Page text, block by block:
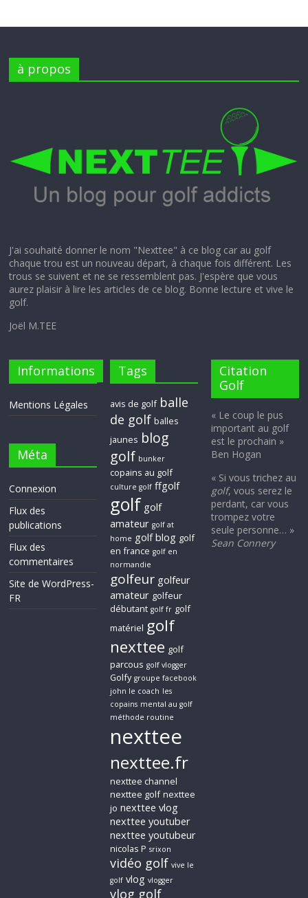
à propos
J'ai souhaité donner le nom "Nexttee" à ce blog car au golf
chaque trou est un nouveau départ, à chaque fois différent. Les
trous se suivent et ne se ressemblent pas. J'espère que vous
aurez plaisir à lire les articles de ce blog. Bonne lecture et vive le
golf.
Joël M.TEE
Informations
Mentions Légales
Méta
Connexion
Flux des
publications
Flux des
commentaires
Site de WordPress-
FR
Tags
avis de golf balle
de golf balles
jaunes blog
golf bunker
copains au golf
culture golf ffgolf
golf golf
amateur golf at
home golf blog golf
en france golf en
normandie
golfeur golfeur
amateur golfeur
débutant golf fr golf
matériel golf
nexttee golf
parcous golf vlogger
Golfy groupe facebook
john le coach les
copains mental au golf
méthode routine
nexttee
nexttee.fr
nexttee channel
nexttee golf nexttee
jo nexttee vlog
nexttee youtuber
nexttee youtubeur
nicolas P srixon
vidéo golf vive le
golf vlog vlogger
vlog golf
Citation
Golf
« Le coup le pus
important au golf
est le prochain »
Ben Hogan
« Si vous trichez au
golf, vous serez le
perdant, car vous
trompez votre
seule personne… »
Sean Connery